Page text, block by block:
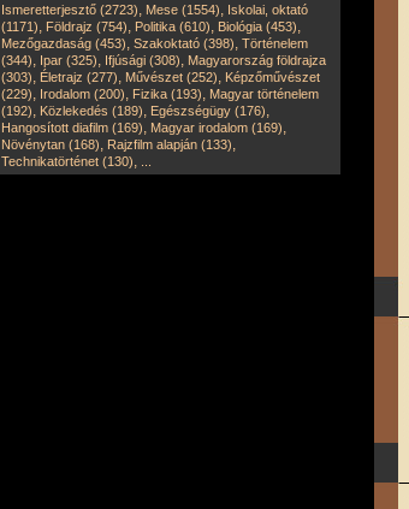
Ismeretterjesztő (2723), Mese (1554), Iskolai, oktató
(1171), Földrajz (754), Politika (610), Biológia (453),
Mezőgazdaság (453), Szakoktató (398), Történelem
(344), Ipar (325), Ifjúsági (308), Magyarország földrajza
(303), Életrajz (277), Művészet (252), Képzőművészet
(229), Irodalom (200), Fizika (193), Magyar történelem
(192), Közlekedés (189), Egészségügy (176),
Hangosított diafilm (169), Magyar irodalom (169),
Növénytan (168), Rajzfilm alapján (133),
Technikatörténet (130),